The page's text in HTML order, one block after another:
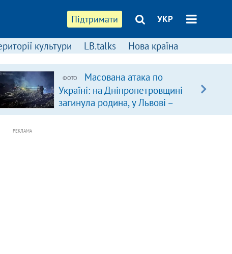
Підтримати УКР
культури LB.talks Нова країна
ФОТО
Масована атака по
Україні: на Дніпропетровщині
загинула родина, у Львові –
удар по багатоповерхівках
РЕКЛАМА